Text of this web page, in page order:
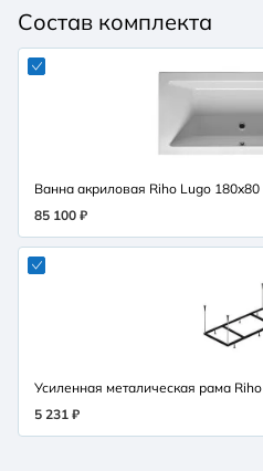
Состав комплекта
Ванна акриловая Riho Lugo 180x80
85 100 ₽
Усиленная металическая рама Riho
5 231 ₽